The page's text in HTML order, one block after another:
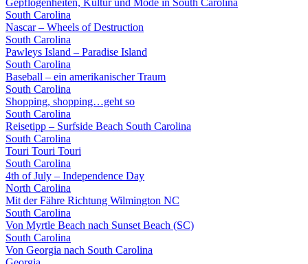
Gepflogenheiten, Kultur und Mode in South Carolina
South Carolina
Nascar – Wheels of Destruction
South Carolina
Pawleys Island – Paradise Island
South Carolina
Baseball – ein amerikanischer Traum
South Carolina
Shopping, shopping…geht so
South Carolina
Reisetipp – Surfside Beach South Carolina
South Carolina
Touri Touri Touri
South Carolina
4th of July – Independence Day
North Carolina
Mit der Fähre Richtung Wilmington NC
South Carolina
Von Myrtle Beach nach Sunset Beach (SC)
South Carolina
Von Georgia nach South Carolina